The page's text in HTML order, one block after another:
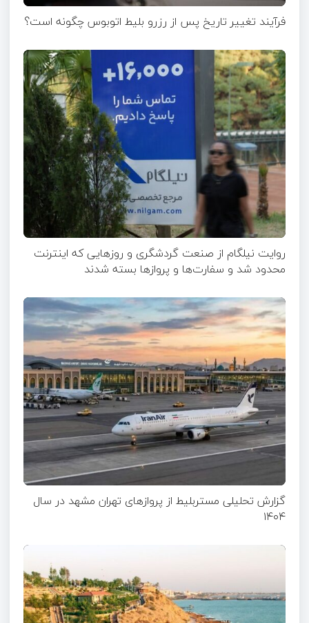
فرآیند تغییر تاریخ پس از رزرو بلیط اتوبوس چگونه است؟
روایت نیلگام از صنعت گردشگری و روزهایی که اینترنت
محدود شد و سفارت‌ها و پروازها بسته شدند
گزارش تحلیلی مستربلیط از پروازهای تهران مشهد در سال
۱۴۰۴